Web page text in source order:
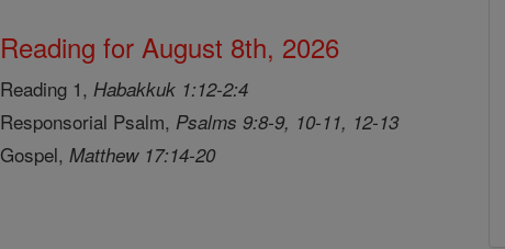
Reading for August 8th, 2026
Reading 1, Habakkuk 1:12-2:4
Responsorial Psalm, Psalms 9:8-9, 10-11, 12-13
Gospel,Matthew 17:14-20